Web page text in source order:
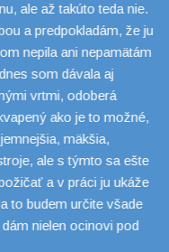
ale až takúto teda nie.
a predpokladám, že ju
nepila ani nepamätám
som dávala aj
vrtmi, odoberá
ako je to možné,
mäkšia,
ale s týmto sa ešte
a v práci ju ukáže
to budem určite všade
nielen ocinovi pod